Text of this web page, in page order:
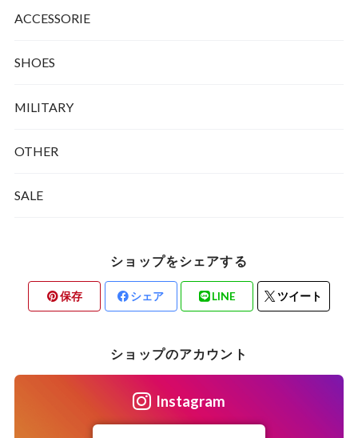
ACCESSORIE
SHOES
MILITARY
OTHER
SALE
ショップをシェアする
保存 シェア LINE ツイート
ショップのアカウント
Instagram